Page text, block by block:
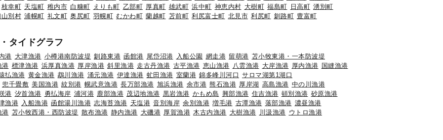
枝幸町 天塩町 稚内市 白糠町 えりも町 乙部町 厚真町 雄武町 浜中町 神恵内村 大樹町 福島町 日高町 湧別町
山別村 浦幌町 礼文町 奥尻町 羽幌町 むかわ町 蘭越町 苫前町 利尻富士町 北見市 利尻町 釧路町 豊富町
タイドグラフ
港 大津漁港 小樽港南防波堤 釧路東港 函館港 尾岱沼港 入船公園 網走港 留萌港 苫小牧東港・一本防波堤
港 標津漁港 浜厚真漁港 厚岸漁港 斜里漁港 走古丹漁港 古平漁港 恵山漁港 八雲漁港 大岸漁港 厚内漁港 国縫漁港
払漁港 黄金漁港 鵡川漁港 涌元漁港 伊達漁港 虻田漁港 室蘭港 錦多峰川河口 サロマ湖第1湖口
兜千畳敷 美国漁港 紋別港 幌武意漁港 長万部漁港 旭浜漁港 余市港 熊石漁港 厚岸湖 高島漁港 中の川漁港
港 汐首漁港 勇払海岸 浦河港 鹿部漁港 茂辺地漁港 黒岩漁港 かもめ島 興部漁港 住吉漁港 頓別漁港 砂原漁港
漁港 入船漁港 函館湯川漁港 志海苔漁港 天塩港 音別海岸 余別漁港 増毛港 古潭漁港 落部漁港 濃昼漁港
港 苫小牧西港・西防波堤 散布漁港 静内漁港 大磯港 厚賀漁港 木古内漁港 大樹漁港 川汲漁港 ウトロ漁港